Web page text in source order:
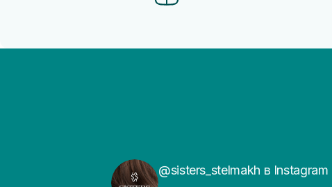
@sisters_stelmakh в Instagram